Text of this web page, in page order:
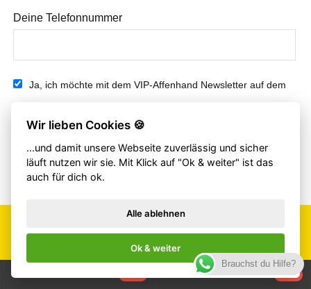
Deine Telefonnummer
Ja, ich möchte mit dem VIP-Affenhand Newsletter auf dem
KÖNNTE DIR AUCH GEFALLEN
NEU
Brauchst du Hilfe?
Wir lieben Cookies 🍪
...und damit unsere Webseite zuverlässig und sicher
läuft nutzen wir sie. Mit Klick auf "Ok & weiter" ist das
auch für dich ok.
Alle ablehnen
Ok & weiter